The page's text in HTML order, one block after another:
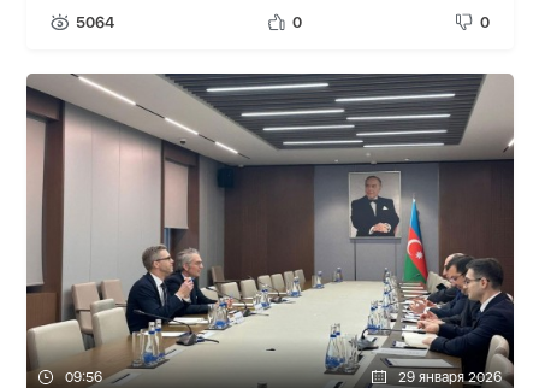
5064 0 0
09:56 29 января 2026